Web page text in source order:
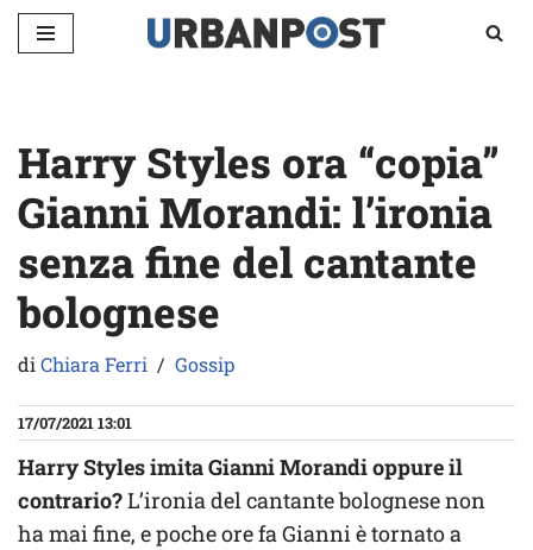
Harry Styles ora “copia”
Gianni Morandi: l’ironia
senza fine del cantante
bolognese
diChiara Ferri Gossip
17/07/2021 13:01
Harry Styles imita Gianni Morandi oppure il
contrario?L’ironia del cantante bolognese non
ha mai fine, e poche ore fa Gianni è tornato a